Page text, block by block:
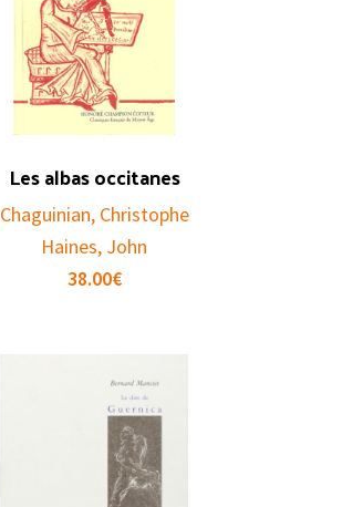
Les albas occitanes
Chaguinian, Christophe
Haines, John
38.00€